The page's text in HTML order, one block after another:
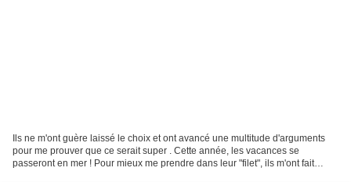
Ils ne m'ont guère laissé le choix et ont avancé une multitude d'arguments
pour me prouver que ce serait super . Cette année, les vacances se
passeront en mer ! Pour mieux me prendre dans leur "filet", ils m'ont fait